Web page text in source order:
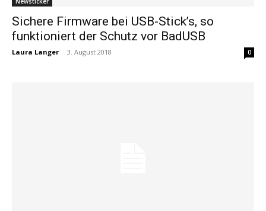
Sichere Firmware bei USB-Stick’s, so
funktioniert der Schutz vor BadUSB
Laura Langer - 3. August 2018 0